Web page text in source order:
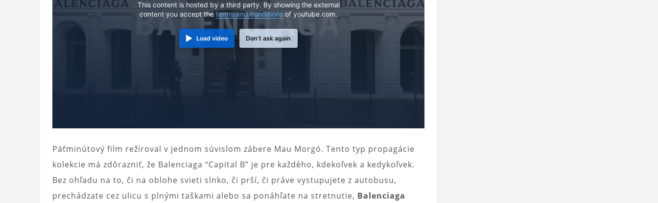
This content is hosted by a third party. By showing the external
content you accept the terms and conditions of youtube.com.
Load video Don't ask again
Päťminútový film režíroval v jednom súvislom zábere Mau Morgó. Tento typ propagácie
kolekcie má zdôrazniť, že Balenciaga “Capital B” je pre každého, kdekoľvek a kedykoľvek.
Bez ohľadu na to, či na oblohe svieti slnko, či prší, či práve vystupujete z autobusu,
prechádzate cez ulicu s plnými taškami alebo sa ponáhľate na stretnutie, Balenciaga